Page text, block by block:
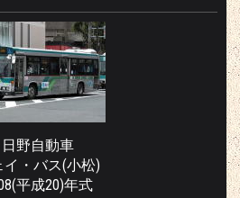
日野自動車
イ・バス(小松)
平成20)年式